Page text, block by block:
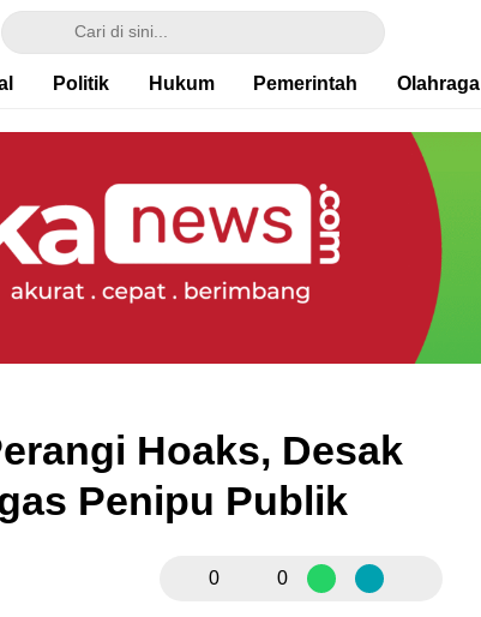
Politik Hukum Pemerintah Olahraga
Hoaks, Desak
Penipu Publik
0 0